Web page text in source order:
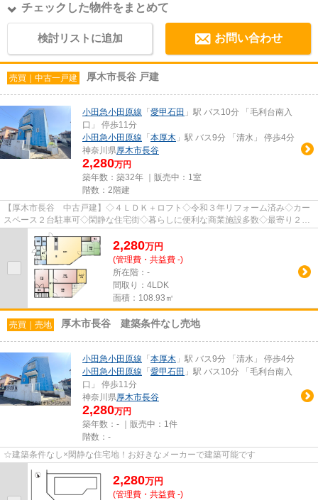
チェックした物件をまとめて
検討リストに追加 お問い合わせ
売買｜中古一戸建 厚木市長谷 戸建
小田急小田原線 「 愛甲石田 」駅 バス10分 「毛利台南入
口」 停歩11分
小田急小田原線 「 本厚木 」駅 バス9分 「清水」 停歩4分
神奈川県厚木市長谷
2,280万円
築年数：築32年 ｜販売中： 1室
階数：2階建
【厚木市長谷 中古戸建】◇４ＬＤＫ＋ロフト◇令和３年リフォーム済み◇カー
スペース２台駐車可◇閑静な住宅街◇暮らしに便利な商業施設多数◇最寄り２駅
利用可◇南西道路で日当り良好♪
2,280万円
(管理費・共益費 -)
所在階：-
間取り：4LDK
面積：108.93㎡
売買｜売地 厚木市長谷 建築条件なし売地
小田急小田原線 「 本厚木 」駅 バス9分 「清水」 停歩4分
小田急小田原線 「 愛甲石田 」駅 バス10分 「毛利台南入
口」 停歩11分
神奈川県厚木市長谷
2,280万円
築年数：- ｜販売中： 1件
階数：-
☆建築条件なし×閑静な住宅地！お好きなメーカーで建築可能です
2,280万円
(管理費・共益費 -)